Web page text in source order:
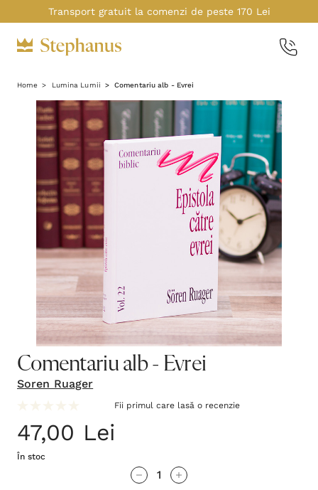
Transport gratuit la comenzi de peste 170 Lei
Home Lumina Lumii Comentariu alb - Evrei
Comentariu alb - Evrei
Soren Ruager
Fii primul care lasă o recenzie
47,00 Lei
În stoc